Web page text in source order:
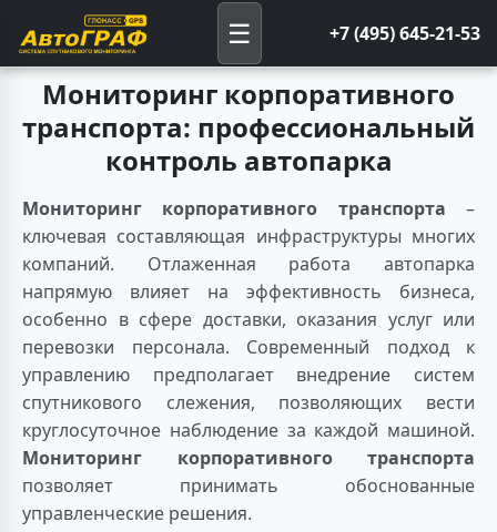
☰ +7 (495) 645-21-53
Мониторинг корпоративного
транспорта: профессиональный
контроль автопарка
Мониторинг корпоративного транспорта –
ключевая составляющая инфраструктуры многих
компаний. Отлаженная работа автопарка
напрямую влияет на эффективность бизнеса,
особенно в сфере доставки, оказания услуг или
перевозки персонала. Современный подход к
управлению предполагает внедрение систем
спутникового слежения, позволяющих вести
круглосуточное наблюдение за каждой машиной.
Мониторинг корпоративного транспорта
позволяет принимать обоснованные
управленческие решения.